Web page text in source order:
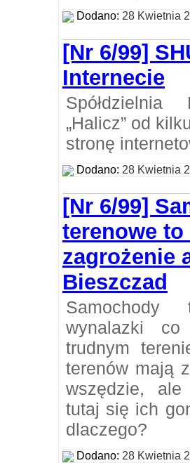
Dodano: 28 Kwietnia
[Nr 6/99]
Internecie
Spółdzielnia
„Halicz” od
stronę
Dodano: 28 Kwietnia
[Nr 6/99]
terenowe
zagrożenie
Bieszczad
wynalazki
trudnym
terenów mają
wszędzie,
tutaj się ich
dlaczego?
Dodano: 28 Kwietnia